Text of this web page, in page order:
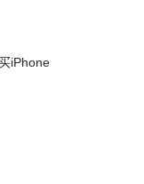
iPhone